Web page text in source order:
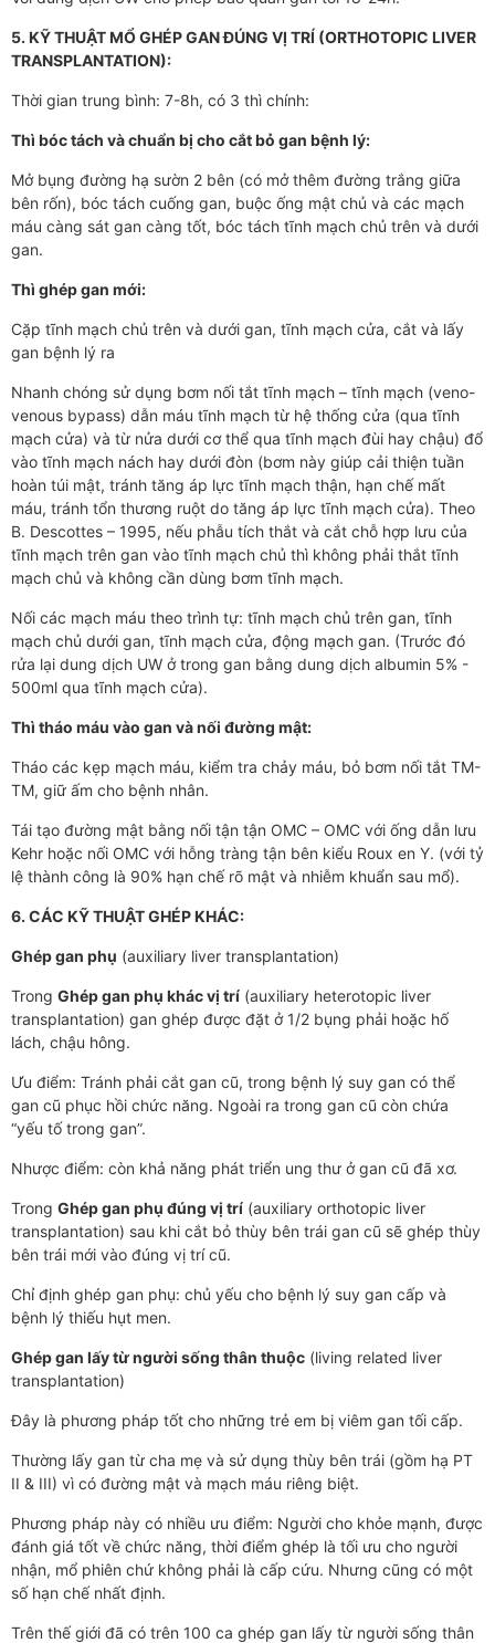
5. KỸ THUẬT MỔ GHÉP GAN ĐÚNG VỊ TRÍ (ORTHOTOPIC LIVER
TRANSPLANTATION):
Thời gian trung bình: 7-8h, có 3 thì chính:
Thì bóc tách và chuẩn bị cho cắt bỏ gan bệnh lý:
Mở bụng đường hạ sườn 2 bên (có mở thêm đường trắng giữa
bên rốn), bóc tách cuống gan, buộc ống mật chủ và các mạch
máu càng sát gan càng tốt, bóc tách tĩnh mạch chủ trên và dưới
gan.
Thì ghép gan mới:
Cặp tĩnh mạch chủ trên và dưới gan, tĩnh mạch cửa, cắt và lấy
gan bệnh lý ra
Nhanh chóng sử dụng bơm nối tắt tĩnh mạch – tĩnh mạch (veno-
venous bypass) dẫn máu tĩnh mạch từ hệ thống cửa (qua tĩnh
mạch cửa) và từ nửa dưới cơ thể qua tĩnh mạch đùi hay chậu) đổ
vào tĩnh mạch nách hay dưới đòn (bơm này giúp cải thiện tuần
hoàn túi mật, tránh tăng áp lực tĩnh mạch thận, hạn chế mất
máu, tránh tổn thương ruột do tăng áp lực tĩnh mạch cửa). Theo
B. Descottes – 1995, nếu phẫu tích thắt và cắt chỗ hợp lưu của
tĩnh mạch trên gan vào tĩnh mạch chủ thì không phải thắt tĩnh
mạch chủ và không cần dùng bơm tĩnh mạch.
Nối các mạch máu theo trình tự: tĩnh mạch chủ trên gan, tĩnh
mạch chủ dưới gan, tĩnh mạch cửa, động mạch gan. (Trước đó
rửa lại dung dịch UW ở trong gan bằng dung dịch albumin 5% -
500ml qua tĩnh mạch cửa).
Thì tháo máu vào gan và nối đường mật:
Tháo các kẹp mạch máu, kiểm tra chảy máu, bỏ bơm nối tắt TM-
TM, giữ ấm cho bệnh nhân.
Tái tạo đường mật bằng nối tận tận OMC – OMC với ống dẫn lưu
Kehr hoặc nối OMC với hỗng tràng tận bên kiểu Roux en Y. (với tỷ
lệ thành công là 90% hạn chế rõ mật và nhiễm khuẩn sau mổ).
6. CÁC KỸ THUẬT GHÉP KHÁC:
Ghép gan phụ (auxiliary liver transplantation)
Trong Ghép gan phụ khác vị trí (auxiliary heterotopic liver
transplantation) gan ghép được đặt ở 1/2 bụng phải hoặc hố
lách, chậu hông.
Ưu điểm: Tránh phải cắt gan cũ, trong bệnh lý suy gan có thể
gan cũ phục hồi chức năng. Ngoài ra trong gan cũ còn chứa
“yếu tố trong gan”.
Nhược điểm: còn khả năng phát triển ung thư ở gan cũ đã xơ.
Trong Ghép gan phụ đúng vị trí (auxiliary orthotopic liver
transplantation) sau khi cắt bỏ thùy bên trái gan cũ sẽ ghép thùy
bên trái mới vào đúng vị trí cũ.
Chỉ định ghép gan phụ: chủ yếu cho bệnh lý suy gan cấp và
bệnh lý thiếu hụt men.
Ghép gan lấy từ người sống thân thuộc (living related liver
transplantation)
Đây là phương pháp tốt cho những trẻ em bị viêm gan tối cấp.
Thường lấy gan từ cha mẹ và sử dụng thùy bên trái (gồm hạ PT
II & III) vì có đường mật và mạch máu riêng biệt.
Phương pháp này có nhiều ưu điểm: Người cho khỏe mạnh, được
đánh giá tốt về chức năng, thời điểm ghép là tối ưu cho người
nhận, mổ phiên chứ không phải là cấp cứu. Nhưng cũng có một
số hạn chế nhất định.
Trên thế giới đã có trên 100 ca ghép gan lấy từ người sống thân